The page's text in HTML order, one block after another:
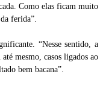
Como elas ficam muito
ferida”.
“Nesse sentido, a
mesmo, casos ligados ao
bem bacana”.